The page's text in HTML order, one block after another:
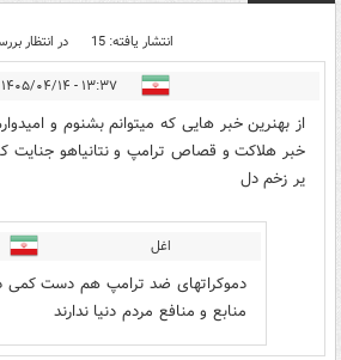
انتشار یافته: 15 در انتظار
۱۳:۳۷ - ۱۴۰۵/۰۴/۱۴
از بهنرین خبر هایی که میتوانم بشنوم و
خبر هلاکت و قصاص ترامپ و نتانیاهو جنایت
یر زخم دل
اغل
دموکراتهای ضد ترامپ هم دست کمی
منابع و منافع مردم دنیا ندارند